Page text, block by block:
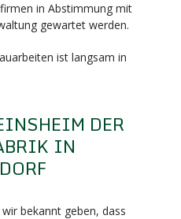
in Abstimmung mit
gewartet werden.
ist langsam in
DER
IN
bekannt geben, dass